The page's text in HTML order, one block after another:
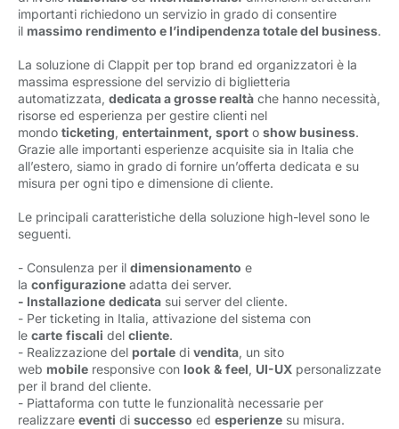
importanti richiedono un servizio in grado di consentire
il massimo rendimento e l’indipendenza totale del business.
La soluzione di Clappit per top brand ed organizzatori è la
massima espressione del servizio di biglietteria
automatizzata, dedicata a grosse realtà che hanno necessità,
risorse ed esperienza per gestire clienti nel
mondo ticketing, entertainment, sport o show business.
Grazie alle importanti esperienze acquisite sia in Italia che
all’estero, siamo in grado di fornire un’offerta dedicata e su
misura per ogni tipo e dimensione di cliente.
Le principali caratteristiche della soluzione high-level sono le
seguenti.
- Consulenza per il dimensionamento e
la configurazione adatta dei server.
- Installazione dedicata sui server del cliente.
- Per ticketing in Italia, attivazione del sistema con
le carte fiscali del cliente.
- Realizzazione del portale di vendita, un sito
web mobile responsive con look & feel, UI-UX personalizzate
per il brand del cliente.
- Piattaforma con tutte le funzionalità necessarie per
realizzare eventi di successo ed esperienze su misura.